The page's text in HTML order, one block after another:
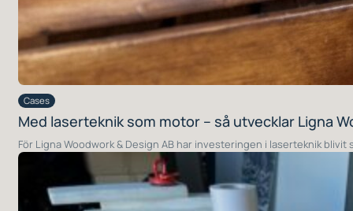
Cases
Med laserteknik som motor – så utvecklar Ligna
För Ligna Woodwork & Design AB har investeringen i laserteknik